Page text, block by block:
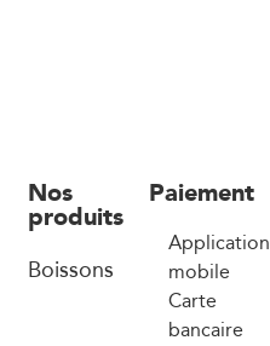
Nos
produits
Boissons
Paiement
Application
mobile
Carte
bancaire